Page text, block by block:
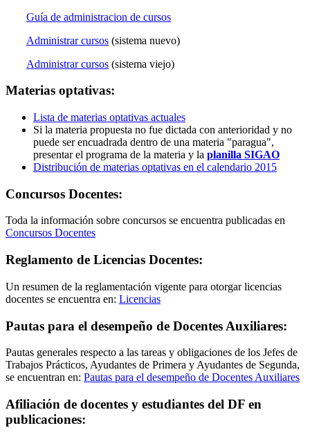
Guía de administracion de cursos
Administrar cursos (sistema nuevo)
Administrar cursos (sistema viejo)
Materias optativas:
Lista de materias optativas actuales
Si la materia propuesta no fue dictada con anterioridad y no
puede ser encuadrada dentro de una materia "paragua",
presentar el programa de la materia y la planilla SIGAO
Distribución de materias optativas en el calendario 2015
Concursos Docentes:
Toda la información sobre concursos se encuentra publicadas en
Concursos Docentes
Reglamento de Licencias Docentes:
Un resumen de la reglamentación vigente para otorgar licencias
docentes se encuentra en: Licencias
Pautas para el desempeño de Docentes Auxiliares:
Pautas generales respecto a las tareas y obligaciones de los Jefes de
Trabajos Prácticos, Ayudantes de Primera y Ayudantes de Segunda,
se encuentran en: Pautas para el desempeño de Docentes Auxiliares
Afiliación de docentes y estudiantes del DF en
publicaciones: